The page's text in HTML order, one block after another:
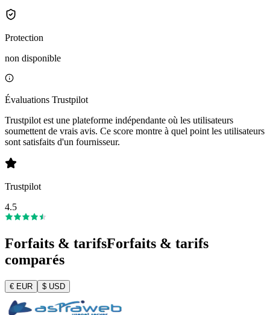
Protection
non disponible
Évaluations Trustpilot
Trustpilot est une plateforme indépendante où les utilisateurs
soumettent de vrais avis. Ce score montre à quel point les utilisateurs
sont satisfaits d'un fournisseur.
Trustpilot
4.5
Forfaits & tarifsForfaits & tarifs
comparés
€ EUR $ USD